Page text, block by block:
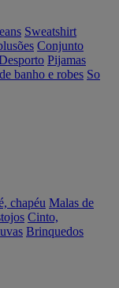
Sweatshirt
Conjunto
Pijamas
banho e robes So
chapéu Malas de
Cinto,
Brinquedos